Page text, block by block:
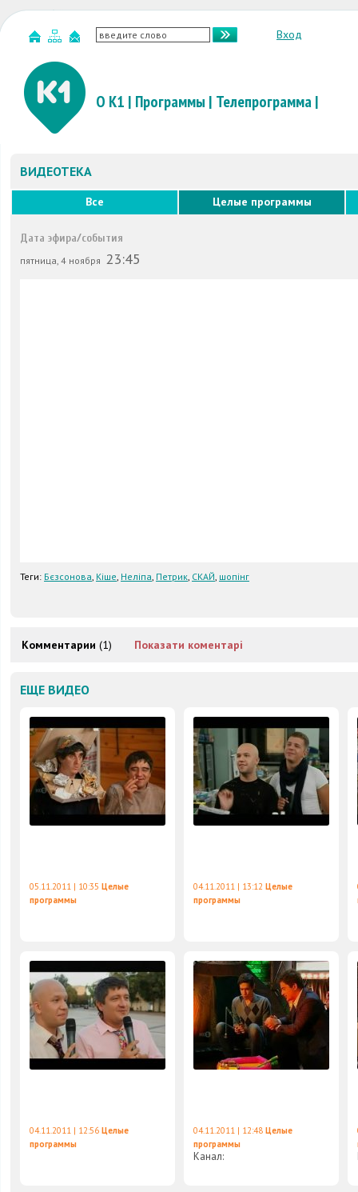
Вход
О К1 | Программы | Телепрограмма|
ВИДЕОТЕКА
Все Целые программы
Дата эфира/события
пятница, 4 ноября 23:45
Теги: Бєзсонова, Кіше, Неліпа, Петрик, СКАЙ, шопінг
Комментарии (1) Показати коментарі
ЕЩЕ ВИДЕО
05.11.2011 | 10:35 Целые
программы
04.11.2011 | 13:12 Целые
программы
04.11.2011 | 12:56 Целые
программы
04.11.2011 | 12:48 Целые
программы
Канал: